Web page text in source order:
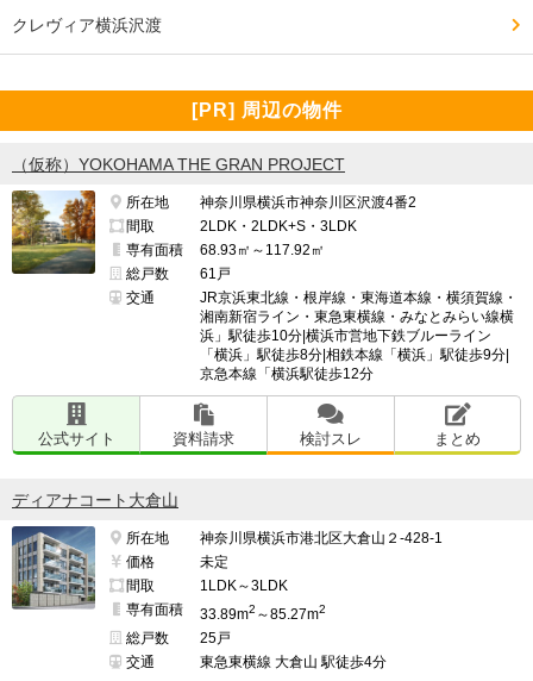
━━━━━━━━━━━━━━━━━━━
管理面で良い点、気になる点
━━━━━━━━━━━━━━━━━━━
管理人さんに恵まれたのか、日々の清掃がとても丁寧。
エレベーターや濾過槽のメンテ、ベランダのガラス柵の
清掃はもちろん、植栽の手入れなど申し分なし。
特になし。
━━━━━━━━━━━━━━━━━━━
このマンションの最も良い点
━━━━━━━━━━━━━━━━━━━
立地と地域の将来性。
クレヴィア横浜沢渡
[PR] 周辺の物件
（仮称）YOKOHAMA THE GRAN PROJECT
所在地
神奈川県横浜市神奈川区沢渡4番2
間取
2LDK・2LDK+S・3LDK
専有面積
68.93㎡～117.92㎡
総戸数
61戸
交通
JR京浜東北線・根岸線・東海道本線・横須賀線・
湘南新宿ライン・東急東横線・みなとみらい線横
浜」駅徒歩10分|横浜市営地下鉄ブルーライン
「横浜」駅徒歩8分|相鉄本線「横浜」駅徒歩9分|
京急本線「横浜駅徒歩12分
公式サイト 資料請求 検討スレ まとめ
ディアナコート大倉山
所在地
神奈川県横浜市港北区大倉山２-428-1
価格
未定
間取
1LDK～3LDK
専有面積
33.89m2 ～85.27m2
総戸数
25戸
交通
東急東横線 大倉山 駅徒歩4分